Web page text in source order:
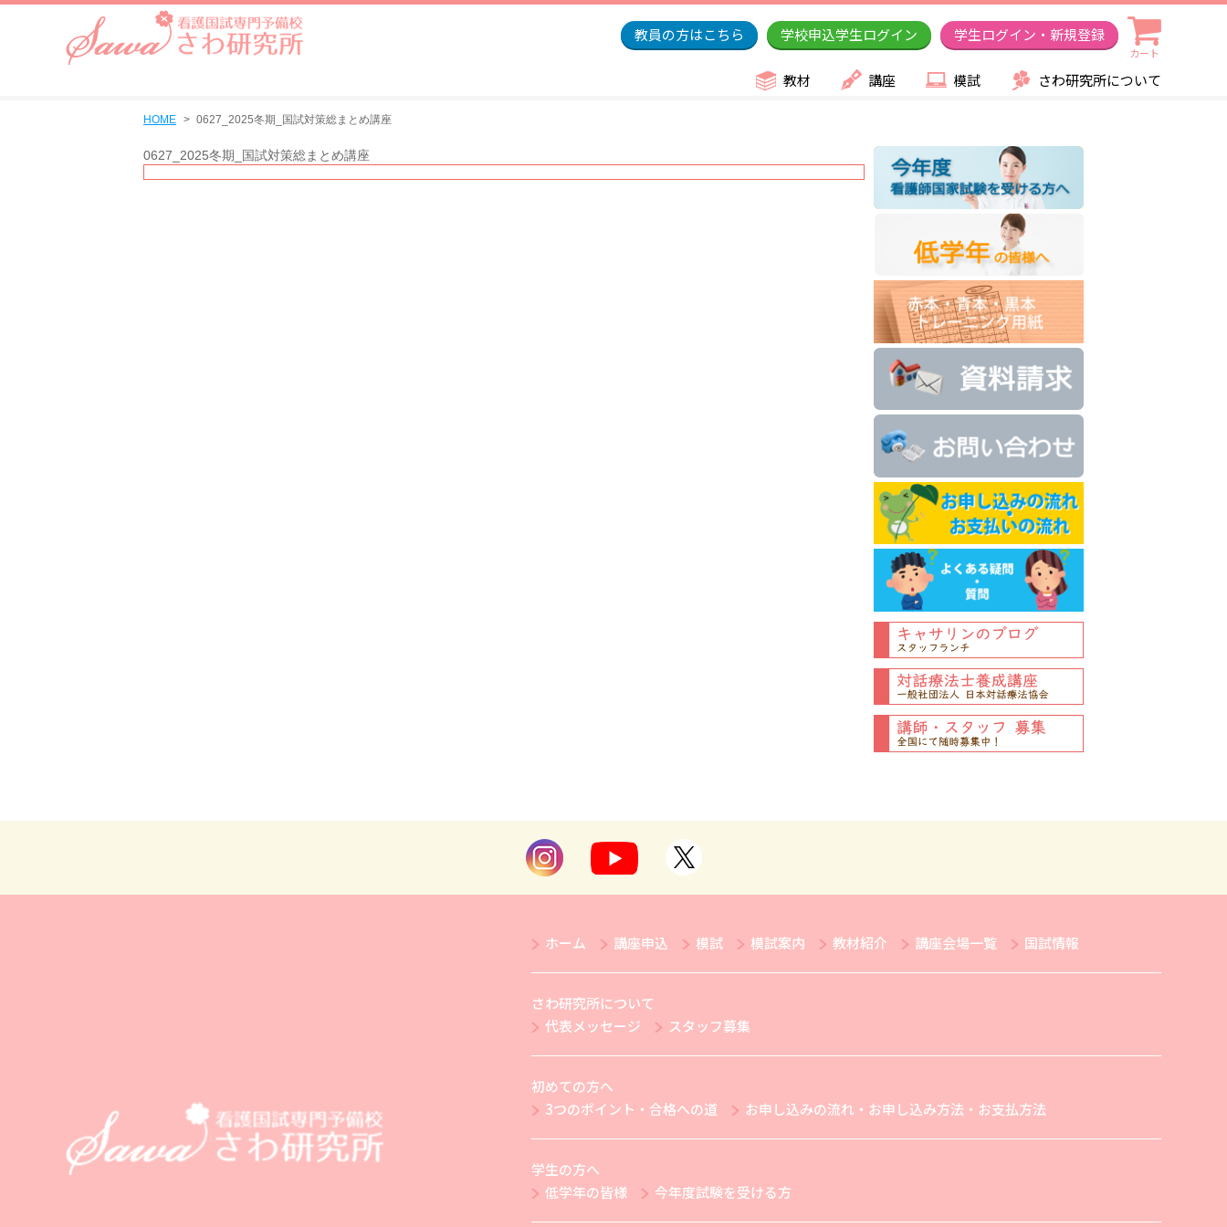
教員の方はこちら 学校申込学生ログイン 学生ログイン・新規登録
カート
教材 講座 模試 さわ研究所について
HOME 0627_2025冬期_国試対策総まとめ講座
0627_2025冬期_国試対策総まとめ講座
ホーム 講座申込 模試 模試案内 教材紹介 講座会場一覧 国試情報
さわ研究所について
代表メッセージ
スタッフ募集
初めての方へ
3つのポイント・合格への道
お申し込みの流れ・お申し込み方法・お支払方法
学生の方へ
低学年の皆様
今年度試験を受ける方